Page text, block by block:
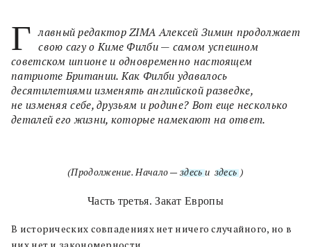
Г лавный редактор ZIMA Алексей Зимин продолжает
свою сагу о Киме Филби — самом успешном
советском шпионе и одновременно настоящем
патриоте Британии. Как Филби удавалось
десятилетиями изменять английской разведке,
не изменяя себе, друзьям и родине? Вот еще несколько
деталей его жизни, которые намекают на ответ.
(Продолжение. Начало —здесьи здесь.)
Часть третья. Закат Европы
В исторических совпадениях нет ничего случайного, но в